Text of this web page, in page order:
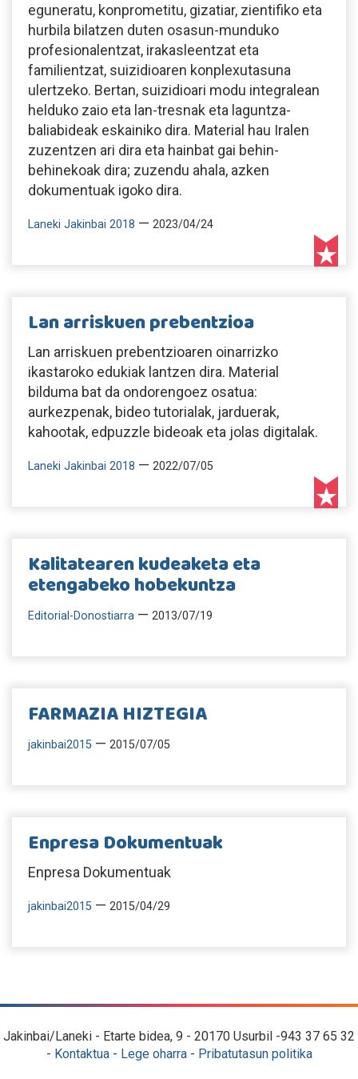
eguneratu, konprometitu, gizatiar, zientifiko eta
hurbila bilatzen duten osasun-munduko
profesionalentzat, irakasleentzat eta
familientzat, suizidioaren konplexutasuna
ulertzeko. Bertan, suizidioari modu integralean
helduko zaio eta lan-tresnak eta laguntza-
baliabideak eskainiko dira. Material hau Iralen
zuzentzen ari dira eta hainbat gai behin-
behinekoak dira; zuzendu ahala, azken
dokumentuak igoko dira.
Laneki Jakinbai 2018 — 2023/04/24
Lan arriskuen prebentzioa
Lan arriskuen prebentzioaren oinarrizko
ikastaroko edukiak lantzen dira. Material
bilduma bat da ondorengoez osatua:
aurkezpenak, bideo tutorialak, jarduerak,
kahootak, edpuzzle bideoak eta jolas digitalak.
Laneki Jakinbai 2018 — 2022/07/05
Kalitatearen kudeaketa eta
etengabeko hobekuntza
Editorial-Donostiarra — 2013/07/19
FARMAZIA HIZTEGIA
jakinbai2015 — 2015/07/05
Enpresa Dokumentuak
Enpresa Dokumentuak
jakinbai2015 — 2015/04/29
Jakinbai/Laneki - Etarte bidea, 9 - 20170 Usurbil -943 37 65 32
- Kontaktua- Lege oharra- Pribatutasun politika